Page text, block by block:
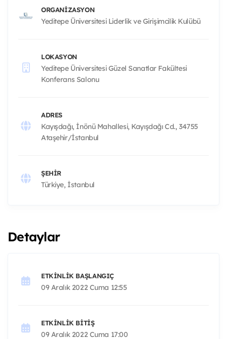
ORGANIZASYON
Yeditepe Üniversitesi Liderlik ve Girişimcilik Kulübü
LOKASYON
Yeditepe Üniversitesi Güzel Sanatlar Fakültesi
Konferans Salonu
ADRES
Kayışdağı, İnönü Mahallesi, Kayışdağı Cd., 34755
Ataşehir/İstanbul
ŞEHIR
Türkiye, İstanbul
Detaylar
ETKINLIK BAŞLANGIÇ
09 Aralık 2022 Cuma 12:55
ETKINLIK BITIŞ
09 Aralık 2022 Cuma 17:00